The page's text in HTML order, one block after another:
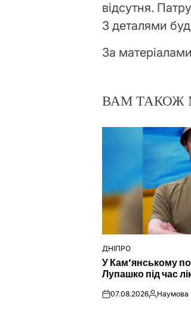
відсутня.
З деталями
За
ВАМ ТАКОЖ
ОПУБЛІКУВАТИ
У
ДНІПРО
У Кам’янському
Лупашко під час
on07.08.2026 Наумова